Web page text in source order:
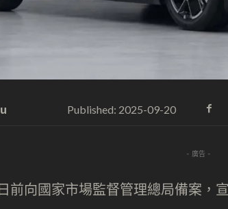
Published: 2025-09-20
- 廣告 -
前向國家市場監督管理總局備案，